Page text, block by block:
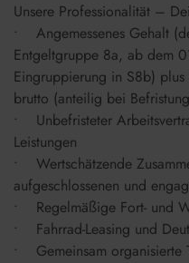
Unsere Professionalität –
• Angemessenes Gehalt
Entgeltgruppe 8a, ab dem
Eingruppierung in S8b)
brutto (anteilig bei
• Unbefristeter
Leistungen
• Wertschätzende
aufgeschlossenen und
• Regelmäßige Fort- und
• Fahrrad-Leasing und
• Gemeinsam organisierte